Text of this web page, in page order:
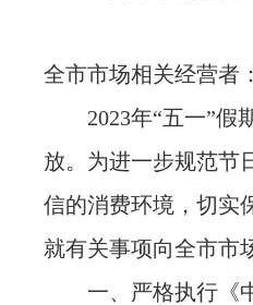
全市市场相关经营者：
2023年“五一”假
放。为进一步规范节
信的消费环境，切实
就有关事项向全市市
一、严格执行《